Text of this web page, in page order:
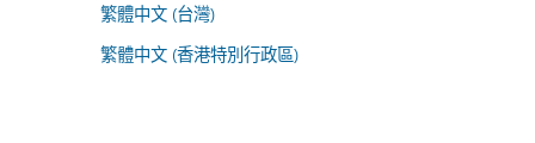
繁體中文 (台灣)
繁體中文 (香港特別行政區)